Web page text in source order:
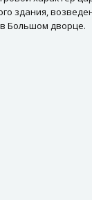
здания,
Большом дворце.